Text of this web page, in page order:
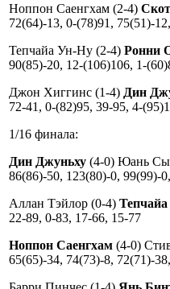
Ноппон Саенгхам (2-4)
72(64)-13, 0-(78)91, 75(51)-
Тепчайа Ун-Ну (2-4) Ронни
90(85)-20, 12-(106)106, 1-
Джон Хиггинс (1-4) Дин
72-41, 0-(82)95, 39-95, 4-
1/16 финала:
Дин Джуньху (4-0) Юань
86(86)-50, 123(80)-0, 99(99)-
Аллан Тэйлор (0-4)
22-89, 0-83, 17-66, 15-77
Ноппон Саенгхам (4-0)
65(65)-34, 74(73)-8, 72(71)-